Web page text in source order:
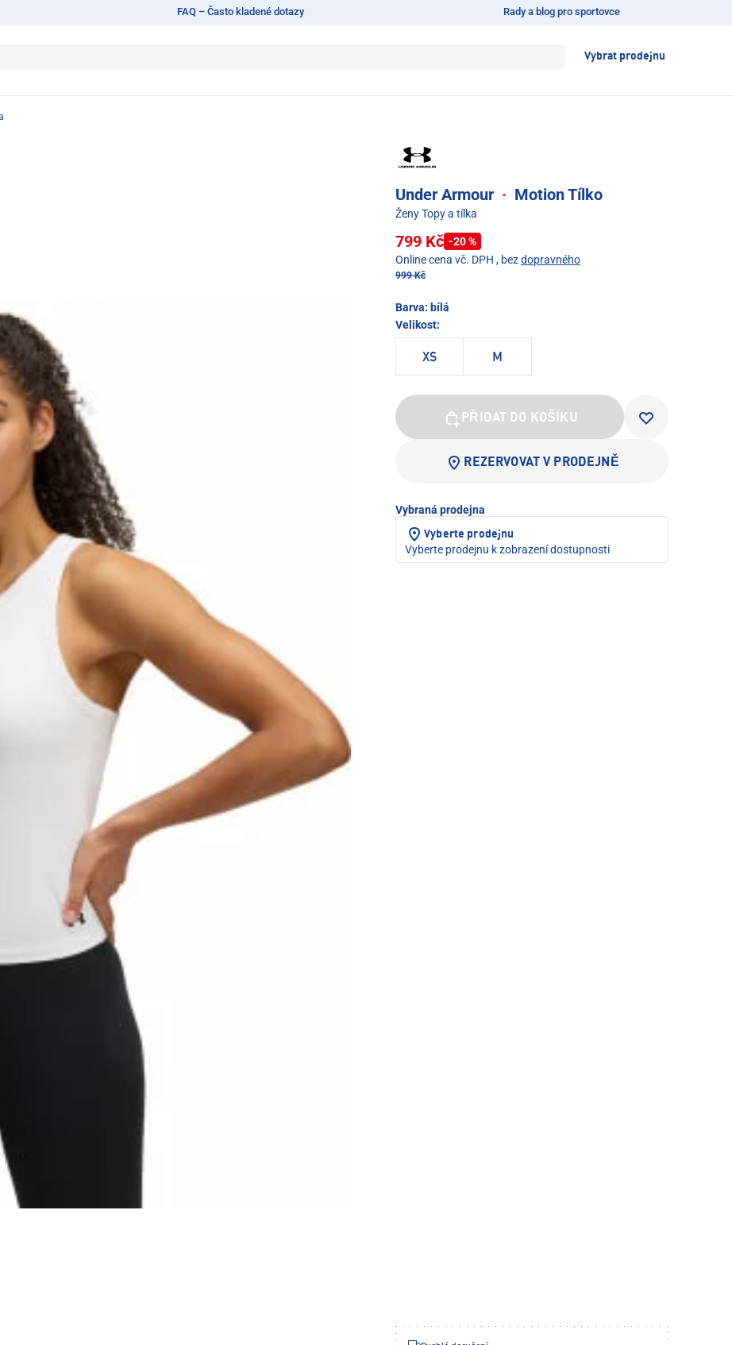
FAQ – Často kladené dotazy Rady a blog pro sportovce
Vybrat prodejnu
Under Armour · Motion Tílko
Ženy Topy a tílka
799 Kč -20 %
Online cena vč. DPH , bezdopravného
999 Kč
Barva: bílá
Velikost:
XS M
PŘIDAT DO KOŠÍKU
REZERVOVAT V PRODEJNĚ
Vybraná prodejna
Vyberte prodejnu
Vyberte prodejnu k zobrazení dostupnosti